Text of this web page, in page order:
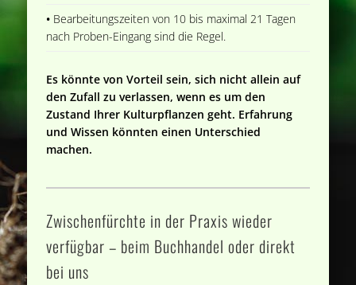
• Bearbeitungszeiten von 10 bis maximal 21 Tagen
nach Proben-Eingang sind die Regel.
Es könnte von Vorteil sein, sich nicht allein auf
den Zufall zu verlassen, wenn es um den
Zustand Ihrer Kulturpflanzen geht. Erfahrung
und Wissen könnten einen Unterschied
machen.
Zwischenfürchte in der Praxis wieder
verfügbar – beim Buchhandel oder direkt
bei uns